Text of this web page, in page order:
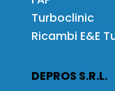
Turboclinic
Ricambi E&E
DEPROS S.R.L.